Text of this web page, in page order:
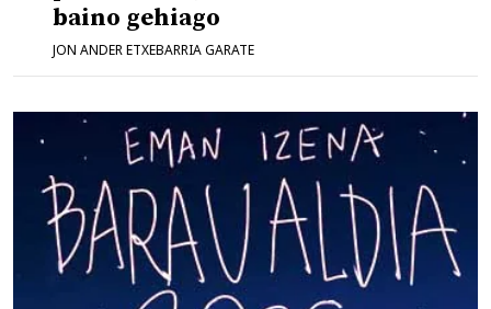
baino gehiago
JON ANDER ETXEBARRIA GARATE